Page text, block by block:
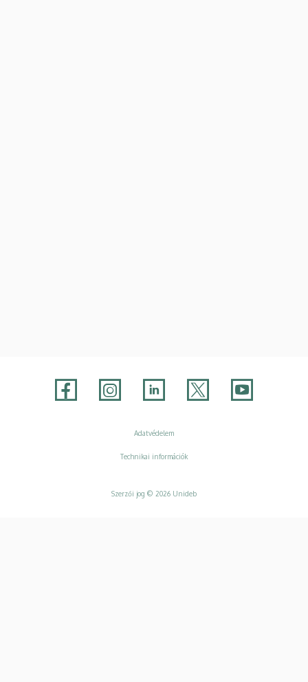
Adatvédelem
Technikai információk
Szerzői jog © 2026 Unideb